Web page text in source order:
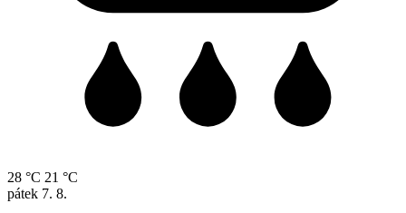
28 °C 21 °C
pátek 7. 8.